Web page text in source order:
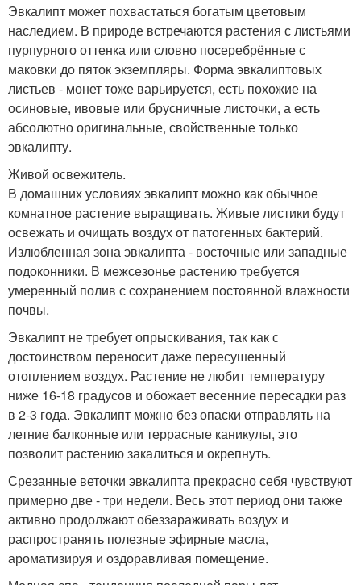
Эвкалипт может похвастаться богатым цветовым
наследием. В природе встречаются растения с листьями
пурпурного оттенка или словно посеребрённые с
маковки до пяток экземпляры. Форма эвкалиптовых
листьев - монет тоже варьируется, есть похожие на
осиновые, ивовые или брусничные листочки, а есть
абсолютно оригинальные, свойственные только
эвкалипту.
Живой освежитель.
В домашних условиях эвкалипт можно как обычное
комнатное растение выращивать. Живые листики будут
освежать и очищать воздух от патогенных бактерий.
Излюбленная зона эвкалипта - восточные или западные
подоконники. В межсезонье растению требуется
умеренный полив с сохранением постоянной влажности
почвы.
Эвкалипт не требует опрыскивания, так как с
достоинством переносит даже пересушенный
отоплением воздух. Растение не любит температуру
ниже 16-18 градусов и обожает весенние пересадки раз
в 2-3 года. Эвкалипт можно без опаски отправлять на
летние балконные или террасные каникулы, это
позволит растению закалиться и окрепнуть.
Срезанные веточки эвкалипта прекрасно себя чувствуют
примерно две - три недели. Весь этот период они также
активно продолжают обеззараживать воздух и
распространять полезные эфирные масла,
ароматизируя и оздоравливая помещение.